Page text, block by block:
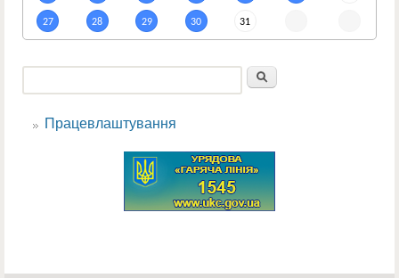
27 28 29 30 31
Пошукова форма
Працевлаштування